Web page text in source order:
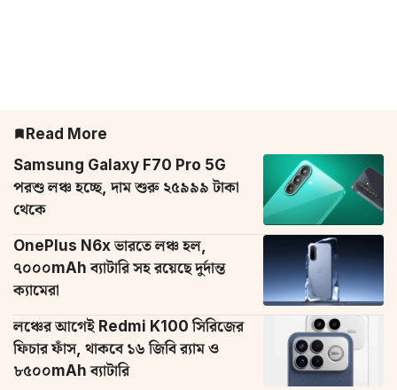
Read More
Samsung Galaxy F70 Pro 5G
পরশু লঞ্চ হচ্ছে, দাম শুরু ২৫৯৯৯ টাকা
থেকে
OnePlus N6x ভারতে লঞ্চ হল,
৭০০০mAh ব্যাটারি সহ রয়েছে দুর্দান্ত
ক্যামেরা
লঞ্চের আগেই Redmi K100 সিরিজের
ফিচার ফাঁস, থাকবে ১৬ জিবি র‌্যাম ও
৮৫০০mAh ব্যাটারি